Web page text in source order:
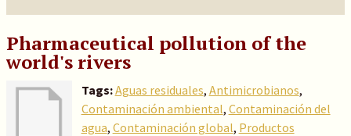
Pharmaceutical pollution of the
world's rivers
Tags:Aguas residuales, Antimicrobianos,
Contaminación ambiental, Contaminación del
agua, Contaminación global, Productos